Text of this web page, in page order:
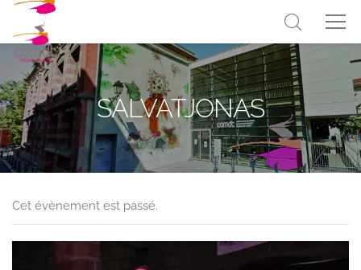
SALVATJONAS
Cet évènement est passé.